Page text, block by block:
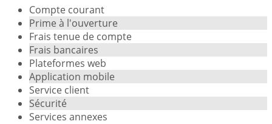
Compte courant
Prime à l'ouverture
Frais tenue de compte
Frais bancaires
Plateformes web
Application mobile
Service client
Sécurité
Services annexes